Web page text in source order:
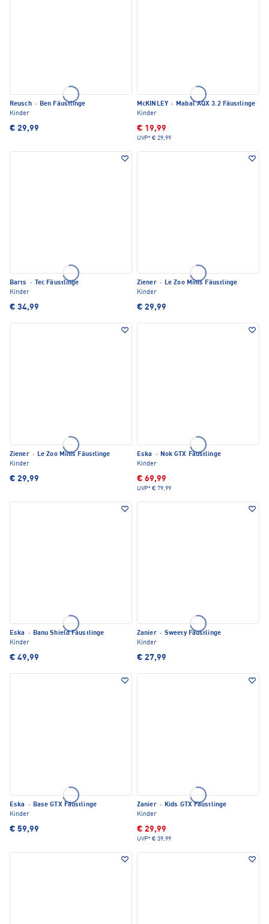
Reusch · Ben Fäustlinge
Kinder
€ 29,99
McKINLEY · Mabal AQX 3.2 Fäustlinge
Kinder
€ 19,99
UVP* € 29,99
Barts ·
Tec Fäustlinge
Kinder
€ 34,99
Ziener · Le Zoo Minis Fäustlinge
Kinder
€ 29,99
Ziener · Le Zoo Minis Fäustlinge
Kinder
€ 29,99
Eska · Nok GTX Fäustlinge
Kinder
€ 69,99
UVP* € 79,99
Eska · Banu Shield Fäustlinge
Kinder
€ 49,99
Zanier · Sweety Fäustlinge
Kinder
€ 27,99
Eska · Base GTX Fäustlinge
Kinder
€ 59,99
Zanier · Kids GTX Fäustlinge
Kinder
€ 29,99
UVP* € 39,99